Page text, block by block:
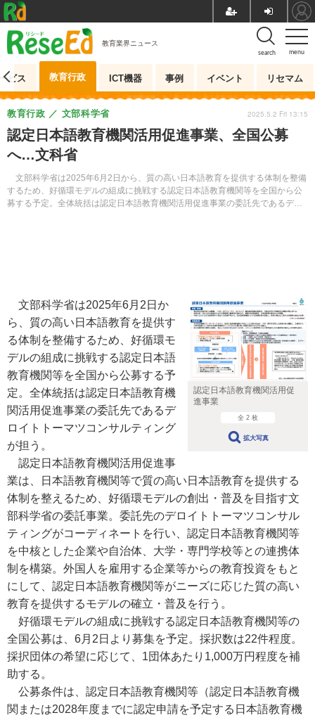
menu
search
教育業界ニュース
ビス 教育行政 ICT機器 事例 イベント リセマム
認定日本語教育機関活用促進事業、全国公募
へ…文科省
文部科学省は2025年6月2日から、質の高い日本語教育を提供する体制を整備
するため、好循環モデルの組成に挑戦する認定日本語教育機関等を全国から公
募する予定。全体統括は認定日本語教育機関活用促進事業の委託先であるデロ
教育行政 文部科学省 2025.5.2 Fri 13:15
認定日本語教育機関活用促
進事業
全 2 枚
拡大写真
文部科学省は2025年6月2日か
ら、質の高い日本語教育を提供す
る体制を整備するため、好循環モ
デルの組成に挑戦する認定日本語
教育機関等を全国から公募する予
定。全体統括は認定日本語教育機
関活用促進事業の委託先であるデ
ロイトトーマツコンサルティング
が担う。
認定日本語教育機関活用促進事
業は、日本語教育機関等で質の高い日本語教育を提供する
体制を整えるため、好循環モデルの創出・普及を目指す文
部科学省の委託事業。委託先のデロイトトーマツコンサル
ティングがコーディネートを行い、認定日本語教育機関等
を中核とした企業や自治体、大学・専門学校等との連携体
制を構築。外国人を雇用する企業等からの教育投資をもと
にして、認定日本語教育機関等がニーズに応じた質の高い
教育を提供するモデルの確立・普及を行う。
好循環モデルの組成に挑戦する認定日本語教育機関等の
全国公募は、6月2日より募集を予定。採択数は22件程度。
採択団体の希望に応じて、1団体あたり1,000万円程度を補
助する。
公募条件は、認定日本語教育機関等（認定日本語教育機
関または2028年度までに認定申請を予定する日本語教育機